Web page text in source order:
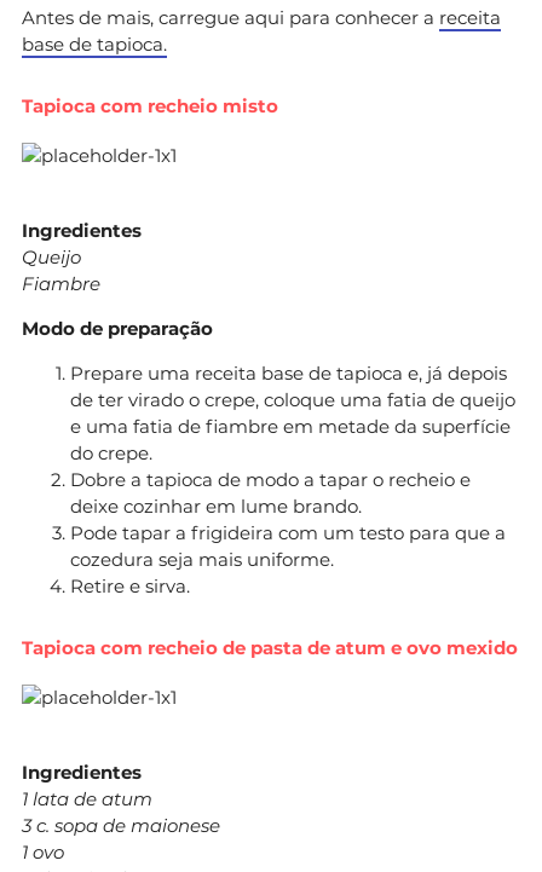
Antes de mais, carregue aqui para conhecer a receita
base de tapioca.
Tapioca com recheio misto
Ingredientes
Queijo
Fiambre
Modo de preparação
Prepare uma receita base de tapioca e, já depois
de ter virado o crepe, coloque uma fatia de queijo
e uma fatia de fiambre em metade da superfície
do crepe.
Dobre a tapioca de modo a tapar o recheio e
deixe cozinhar em lume brando.
Pode tapar a frigideira com um testo para que a
cozedura seja mais uniforme.
Retire e sirva.
Tapioca com recheio de pasta de atum e ovo mexido
Ingredientes
1 lata de atum
3 c. sopa de maionese
1 ovo